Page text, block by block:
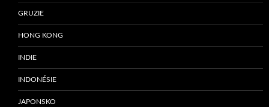
GRUZIE
HONG KONG
INDIE
INDONÉSIE
JAPONSKO